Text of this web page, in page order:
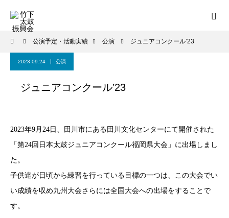
公演予定・活動実績 公演 ジュニアコンクール’23
2023.09.24 公演
ジュニアコンクール’23
2023年9月24日、田川市にある田川文化センターにて開催された
「第24回日本太鼓ジュニアコンクール福岡県大会」に出場しまし
た。
子供達が日頃から練習を行っている目標の一つは、この大会でい
い成績を収め九州大会さらには全国大会への出場をすることで
す。